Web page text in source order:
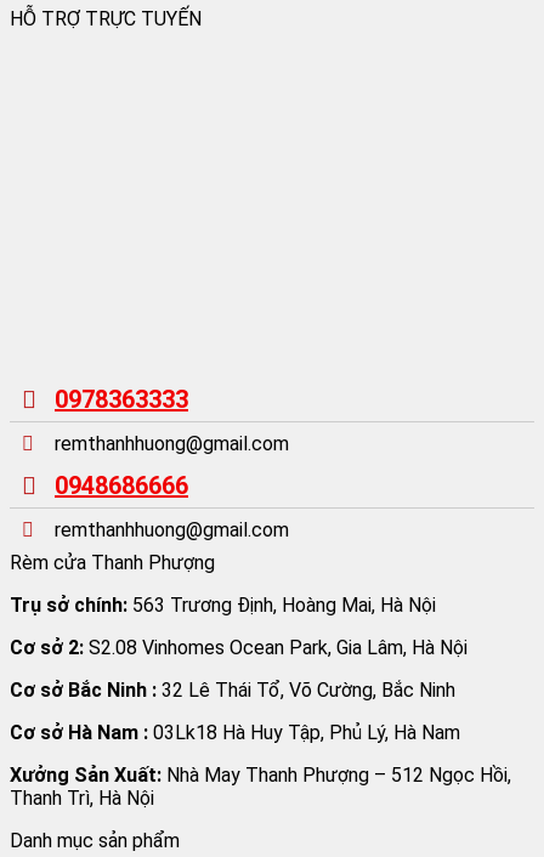
HỖ TRỢ TRỰC TUYẾN
0978363333
remthanhhuong@gmail.com
0948686666
remthanhhuong@gmail.com
Rèm cửa Thanh Phượng
Trụ sở chính: 563 Trương Định, Hoàng Mai, Hà Nội
Cơ sở 2: S2.08 Vinhomes Ocean Park, Gia Lâm, Hà Nội
Cơ sở Bắc Ninh : 32 Lê Thái Tổ, Võ Cường, Bắc Ninh
Cơ sở Hà Nam : 03Lk18 Hà Huy Tập, Phủ Lý, Hà Nam
Xưởng Sản Xuất: Nhà May Thanh Phượng – 512 Ngọc Hồi,
Thanh Trì, Hà Nội
Danh mục sản phẩm